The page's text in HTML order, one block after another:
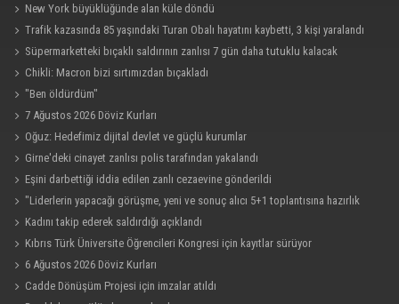
New York büyüklüğünde alan küle döndü
Trafik kazasında 85 yaşındaki Turan Obalı hayatını kaybetti, 3 kişi yaralandı
Süpermarketteki bıçaklı saldırının zanlısı 7 gün daha tutuklu kalacak
Chikli: Macron bizi sırtımızdan bıçakladı
"Ben öldürdüm"
7 Ağustos 2026 Döviz Kurları
Oğuz: Hedefimiz dijital devlet ve güçlü kurumlar
Girne'deki cinayet zanlısı polis tarafından yakalandı
Eşini darbettiği iddia edilen zanlı cezaevine gönderildi
"Liderlerin yapacağı görüşme, yeni ve sonuç alıcı 5+1 toplantısına hazırlık
niteliği taşıyor"
Kadını takip ederek saldırdığı açıklandı
Kıbrıs Türk Üniversite Öğrencileri Kongresi için kayıtlar sürüyor
6 Ağustos 2026 Döviz Kurları
Cadde Dönüşüm Projesi için imzalar atıldı